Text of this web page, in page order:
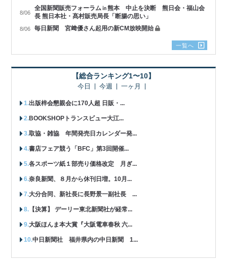
8/06
全国新聞販売フォーラム㏌熊本 中止を決断 熊日会・福山会
長 熊日本社・髙村販売局長「断腸の思い」
8/06 毎日新聞 宮﨑優さん起用の新CM放映開始
一覧へ
【総合ランキング1〜10】
今日 今週 一ヶ月
出版梓会懇親会に170人超 日販・...
BOOKSHOPトランスビュー大江...
取協・雑協 年間発売日カレンダー発...
書店フェア競う「BFC」第3回開催...
各スポーツ紙１部売り価格改定 月ぎ...
奈良新聞、８月から休刊日増。10月...
大分合同、新社長に長野景一副社長 ...
【決算】 デーリー東北新聞社が経常...
大阪ほんま本大賞『大阪電車春秋 六...
中日新聞社 福井県内の中日新聞 1...